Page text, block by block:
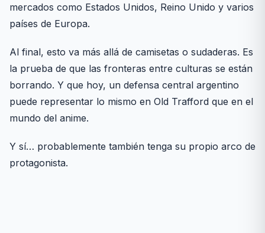
mercados como Estados Unidos, Reino Unido y varios
países de Europa.
Al final, esto va más allá de camisetas o sudaderas. Es
la prueba de que las fronteras entre culturas se están
borrando. Y que hoy, un defensa central argentino
puede representar lo mismo en Old Trafford que en el
mundo del anime.
Y sí… probablemente también tenga su propio arco de
protagonista.